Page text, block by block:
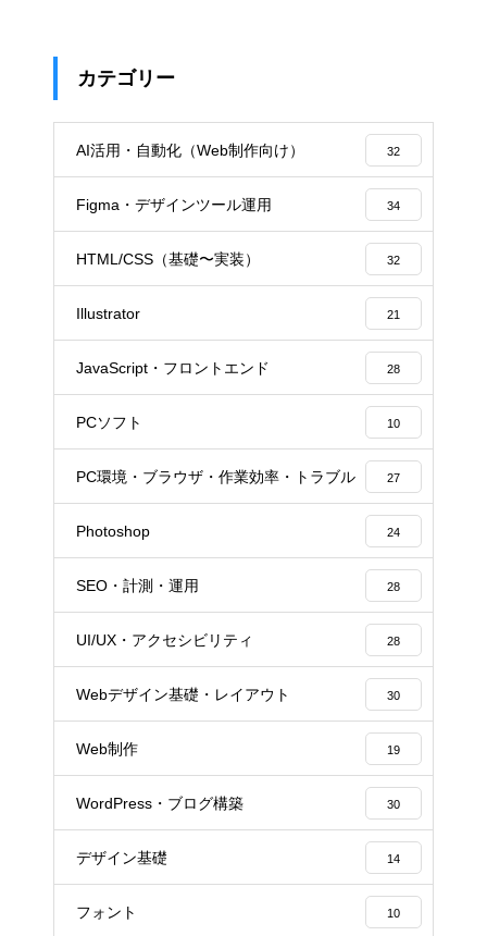
カテゴリー
AI活用・自動化（Web制作向け） 32
Figma・デザインツール運用 34
HTML/CSS（基礎〜実装） 32
Illustrator 21
JavaScript・フロントエンド 28
PCソフト 10
PC環境・ブラウザ・作業効率・トラブル 27
Photoshop 24
SEO・計測・運用 28
UI/UX・アクセシビリティ 28
Webデザイン基礎・レイアウト 30
Web制作 19
WordPress・ブログ構築 30
デザイン基礎 14
フォント 10